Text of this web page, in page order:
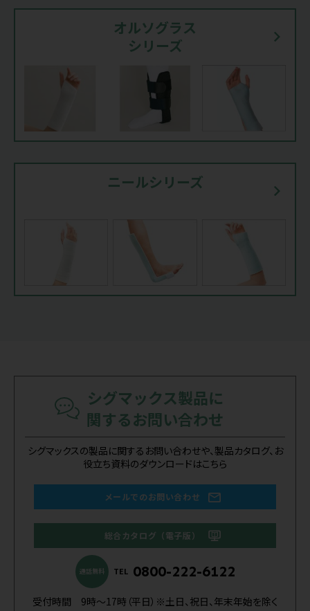
オルソグラス
シリーズ
ニールシリーズ
シグマックス製品に
関するお問い合わせ
シグマックスの製品に関するお問い合わせや、製品カタログ、お
役立ち資料のダウンロードはこちら
メールでのお問い合わせ
総合カタログ（電子版）
通話無料 TEL 0800-222-6122
受付時間 9時～17時（平日）※土日、祝日、年末年始を除く